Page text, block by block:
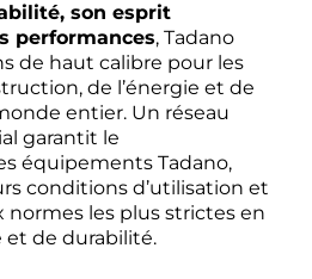
son esprit
performances, Tadano
de haut calibre pour les
de l’énergie et de
entier. Un réseau
garantit le
équipements Tadano,
conditions d’utilisation et
les plus strictes en
et de durabilité.